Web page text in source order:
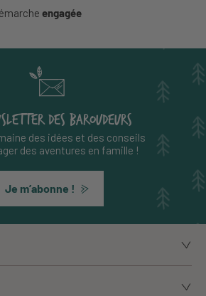
engagée
DES BAROUDEURS
des idées et des conseils
des aventures en famille !
Je m’abonne !